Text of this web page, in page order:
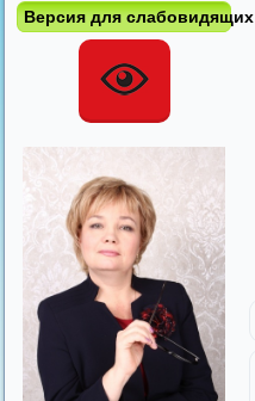
Версия для слабовидящих